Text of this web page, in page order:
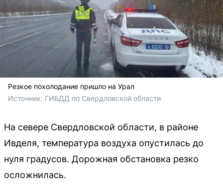
Резкое похолодание пришло на Урал
Источник: ГИБДД по Свердловской области
На севере Свердловской области, в районе
Ивделя, температура воздуха опустилась до
нуля градусов. Дорожная обстановка резко
осложнилась.